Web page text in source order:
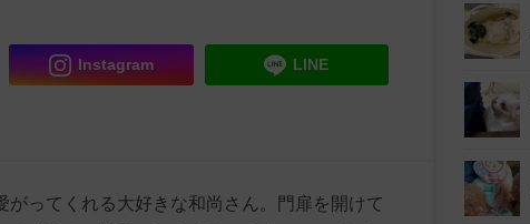
Instagram LINE
ってくれる大好きな和尚さん。門扉を開けて